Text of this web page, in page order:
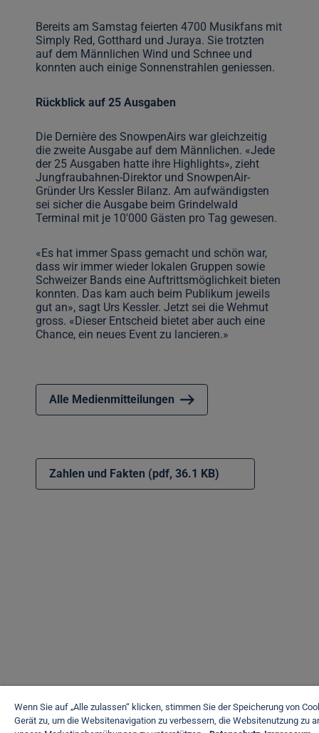
Bereits am Samstag feierten 4700 Musikfans mit
Simply Red, Gotthard und Juraya. Sie trotzten
auf dem Männlichen Wind und Schnee und
konnten auch einige Sonnenstrahlen geniessen.
Rückblick auf 25 Ausgaben
Die Dernière des SnowpenAirs war gleichzeitig
die zweite Ausgabe auf dem Männlichen. «Jede
der 25 Ausgaben hatte ihre Highlights», zieht
Jungfraubahnen-Direktor und SnowpenAir-
Gründer Urs Kessler Bilanz. Am aufwändigsten
sei sicher die Ausgabe beim Grindelwald
Terminal mit je 10'000 Gästen pro Tag gewesen.
«Es hat immer Spass gemacht und schön war,
dass wir immer wieder lokalen Gruppen sowie
Schweizer Bands eine Auftrittsmöglichkeit bieten
konnten. Das kam auch beim Publikum jeweils
gut an», sagt Urs Kessler. Jetzt sei die Wehmut
gross. «Dieser Entscheid bietet aber auch eine
Chance, ein neues Event zu lancieren.»
Alle Medienmitteilungen
Zahlen und Fakten (pdf, 36.1 KB)
Wenn Sie auf „Alle zulassen“ klicken, stimmen Sie der Speicherung von
Gerät zu, um die Websitenavigation zu verbessern, die Websitenutzung zu